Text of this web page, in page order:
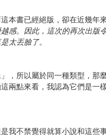
本書已經絕版，卻在近幾年
感。因此，這次的再次出
太丟臉了。
，所以屬於同一種類型，
兩點來看，我認為它們是
我不禁覺得就算小說和這些